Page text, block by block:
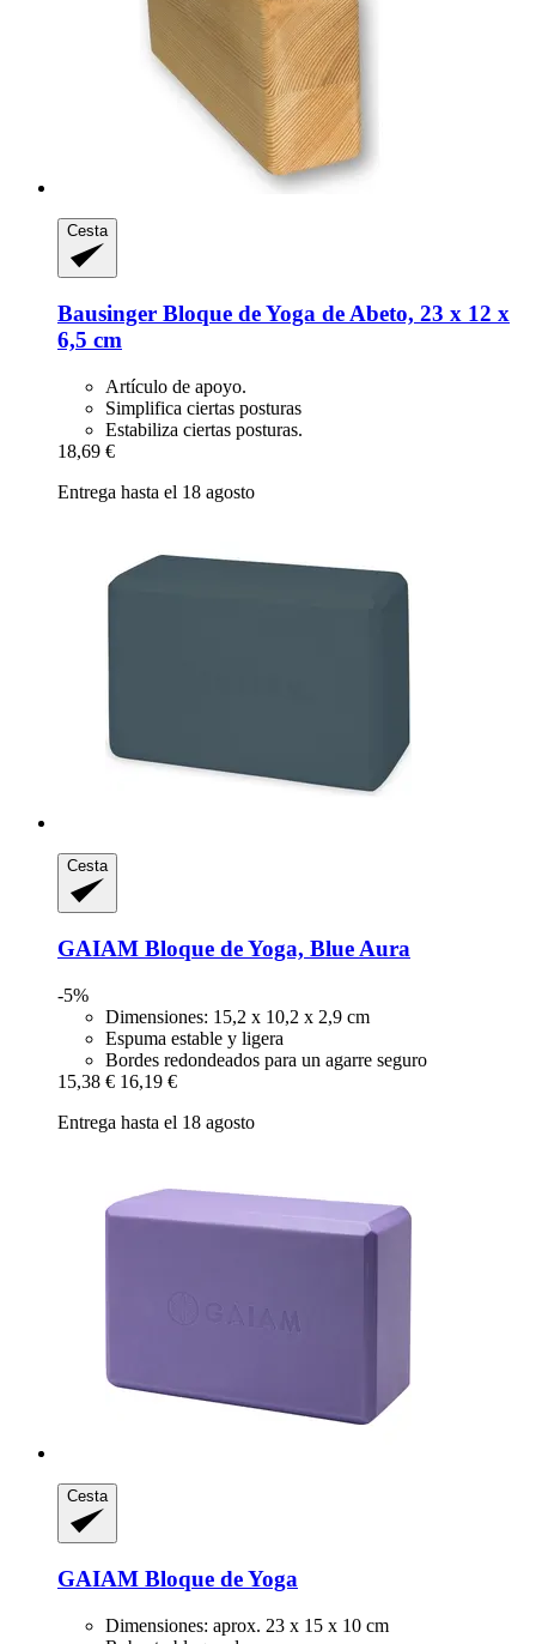
Cesta
Bausinger Bloque de Yoga de Abeto, 23 x 12 x
6,5 cm
Artículo de apoyo.
Simplifica ciertas posturas
Estabiliza ciertas posturas.
18,69 €
Entrega hasta el 18 agosto
Cesta
GAIAM Bloque de Yoga, Blue Aura
-5%
Dimensiones: 15,2 x 10,2 x 2,9 cm
Espuma estable y ligera
Bordes redondeados para un agarre seguro
15,38 € 16,19 €
Entrega hasta el 18 agosto
Cesta
GAIAM Bloque de Yoga
Dimensiones: aprox. 23 x 15 x 10 cm